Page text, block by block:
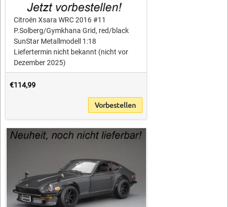
Citroën Xsara WRC 2016 #11
P.Solberg/Gymkhana Grid, red/black
SunStar Metallmodell 1:18
Liefertermin nicht bekannt (nicht vor
Dezember 2025)
€114,99
Vorbestellen